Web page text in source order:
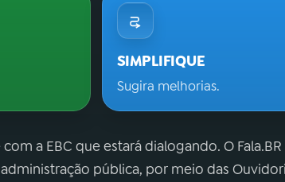
SIMPLIFIQUE
Sugira melhorias.
a EBC que estará dialogando. O Fala.BR
pública, por meio das